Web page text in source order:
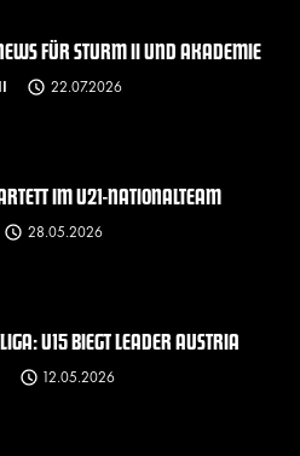
FÜR STURM II UND AKADEMIE
22.07.2026
IM U21-NATIONALTEAM
28.05.2026
U15 BIEGT LEADER AUSTRIA
12.05.2026